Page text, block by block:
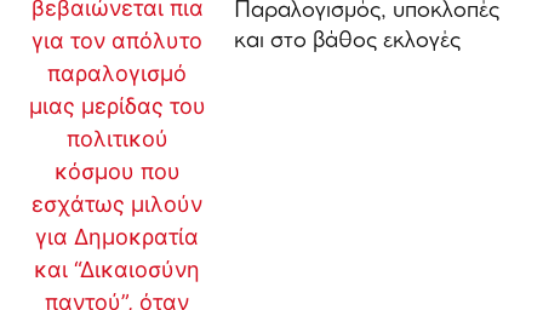
Παραλογισμός, υποκλοπές
και στο βάθος εκλογές